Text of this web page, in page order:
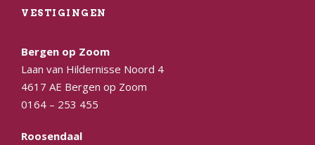
VESTIGINGEN
Bergen op Zoom
Laan van Hildernisse Noord 4
4617 AE Bergen op Zoom
0164 – 253 455
Roosendaal